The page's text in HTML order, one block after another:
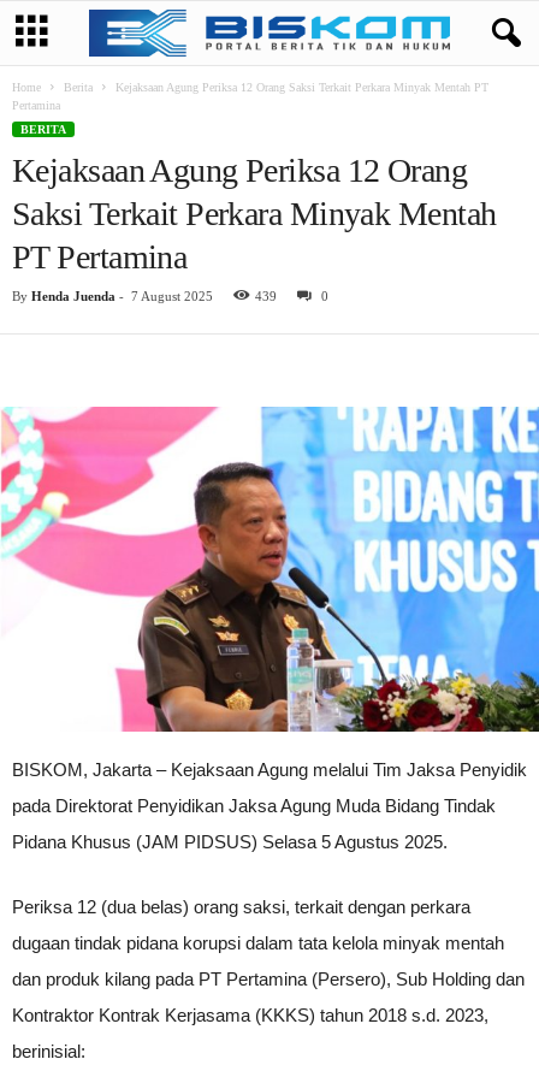
Home Berita
Kejaksaan Agung Periksa 12 Orang Saksi Terkait Perkara Minyak Mentah PT
Pertamina
BERITA
Kejaksaan Agung Periksa 12 Orang
Saksi Terkait Perkara Minyak Mentah
PT Pertamina
By Henda Juenda - 7 August 2025 439 0
BISKOM, Jakarta – Kejaksaan Agung melalui Tim Jaksa Penyidik
pada Direktorat Penyidikan Jaksa Agung Muda Bidang Tindak
Pidana Khusus (JAM PIDSUS) Selasa 5 Agustus 2025.
Periksa 12 (dua belas) orang saksi, terkait dengan perkara
dugaan tindak pidana korupsi dalam tata kelola minyak mentah
dan produk kilang pada PT Pertamina (Persero), Sub Holding dan
Kontraktor Kontrak Kerjasama (KKKS) tahun 2018 s.d. 2023,
berinisial: